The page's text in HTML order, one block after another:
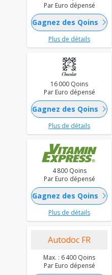
Par Euro dépensé
Gagnez des Qoins chevron_right
Plus de détails
16 000 Qoins
Par Euro dépensé
Gagnez des Qoins chevron_right
Plus de détails
4 800 Qoins
Par Euro dépensé
Gagnez des Qoins chevron_right
Plus de détails
Autodoc FR
Max. : 6 400 Qoins
Par Euro dépensé